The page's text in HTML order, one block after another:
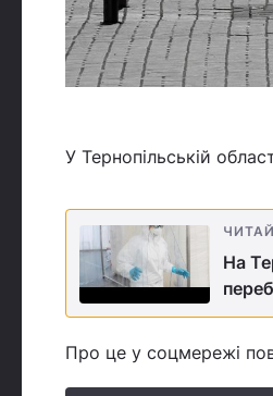
У Тернопільській
На
Про це у соцмережі